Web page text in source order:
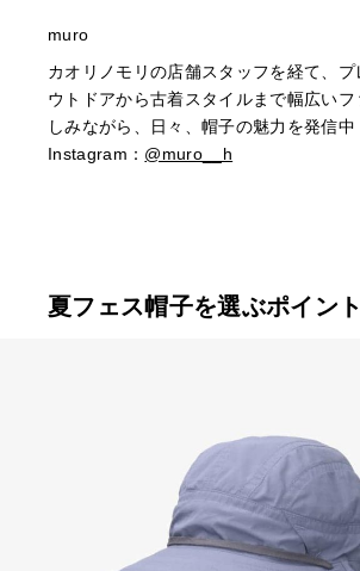
muro
カオリノモリの店舗スタッフを経て、
ウトドアから古着スタイルまで幅広い
しみながら、日々、帽子の魅力を発信中
Instagram： @muro__h
夏フェス帽子を選ぶポイント